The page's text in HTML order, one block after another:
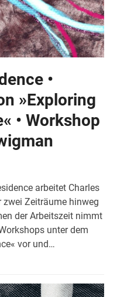
•
»Exploring
• Workshop
arbeitet Charles
Zeiträume hinweg
der Arbeitszeit nimmt
unter dem
vor und…